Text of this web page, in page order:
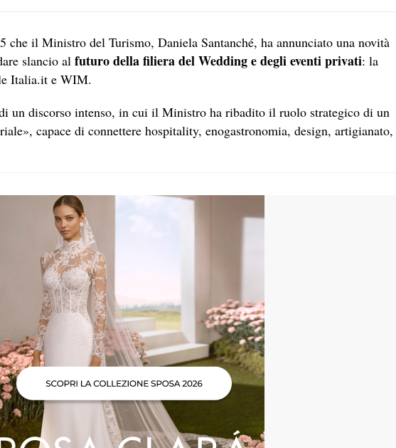
il Ministro del Turismo, Daniela Santanché, ha annunciato una novità
slancio al futuro della filiera del Wedding e degli eventi privati: la
Italia.it e WIM.
un discorso intenso, in cui il Ministro ha ribadito il ruolo strategico di un
capace di connettere hospitality, enogastronomia, design, artigianato,